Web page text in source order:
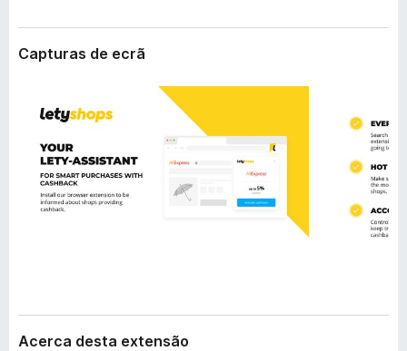
x
o
Capturas de ecrã
Acerca desta extensão